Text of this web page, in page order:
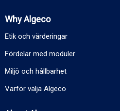
Why Algeco
Etik och värderingar
Fördelar med moduler
Miljö och hållbarhet
Varför välja Algeco